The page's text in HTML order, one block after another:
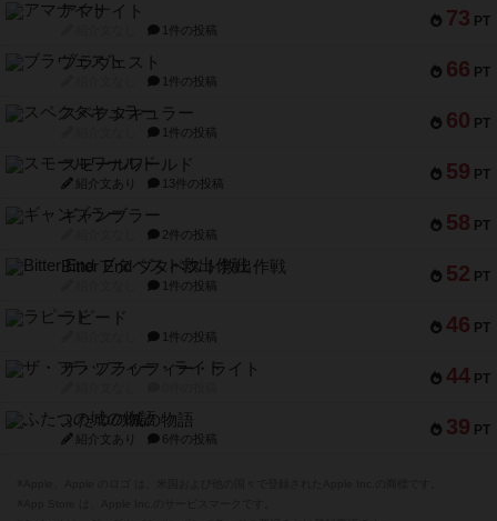
73 PT
アマナイト
1件の投稿
66 PT
ブラヴェスト
1件の投稿
60 PT
スペクタキュラー
1件の投稿
59 PT
スモールワールド
紹介文あり 13件の投稿
58 PT
ギャンブラー
2件の投稿
52 PT
Bitter End ブタペスト救出作戦
1件の投稿
46 PT
ラピード
1件の投稿
44 PT
ザ・フラッフィー・ライト
39 PT
ふたつの城の物語
紹介文あり 6件の投稿